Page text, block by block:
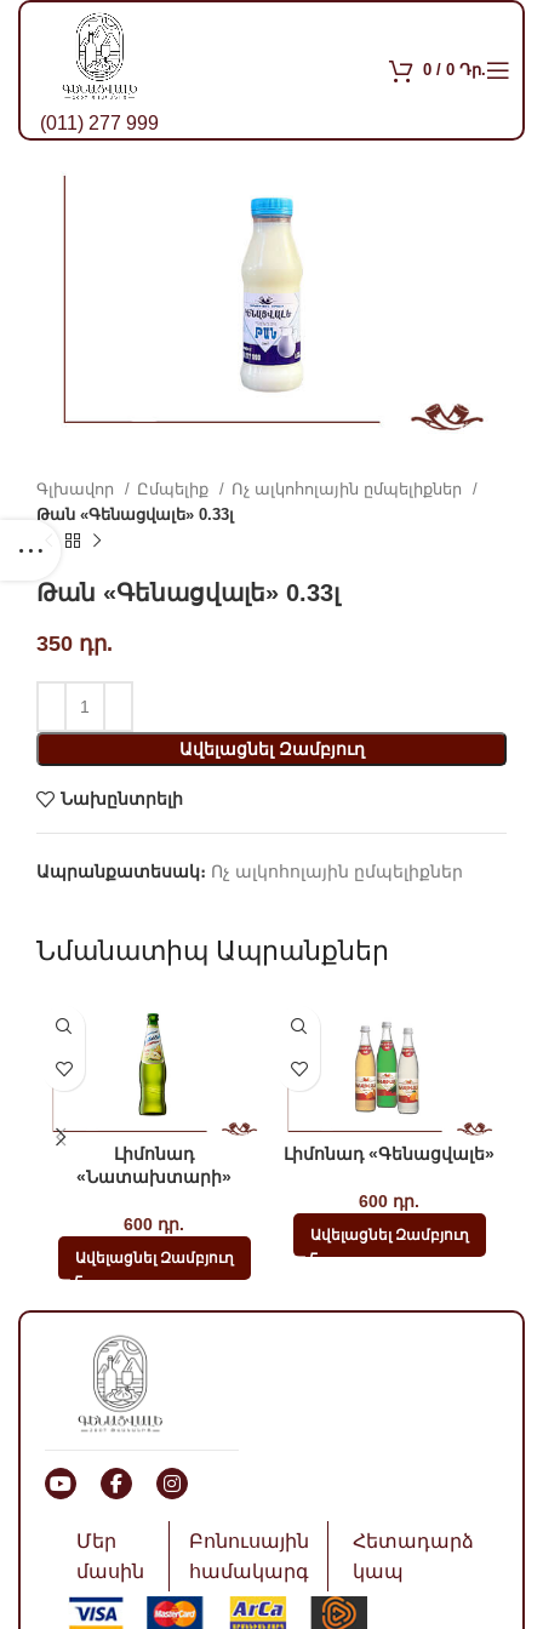
(011) 277 999
0 / 0 Դր.
Գլխավոր Ըմպելիք
Ոչ ալկոհոլային ըմպելիքներ
Թան «Գենացվալե» 0.33լ
Թան «Գենացվալե» 0.33լ
350 դր.
Ավելացնել Զամբյուղ
Նախընտրելի
Ապրանքատեսակ։ Ոչ ալկոհոլային ըմպելիքներ
Նմանատիպ Ապրանքներ
Լիմոնադ
«Նատախտարի»
600 դր.
Ավելացնել Զամբյուղ
Լիմոնադ «Գենացվալե»
600 դր.
Ավելացնել Զամբյուղ
Մեր
մասին
Բոնուսային
համակարգ
Հետադարձ
կապ